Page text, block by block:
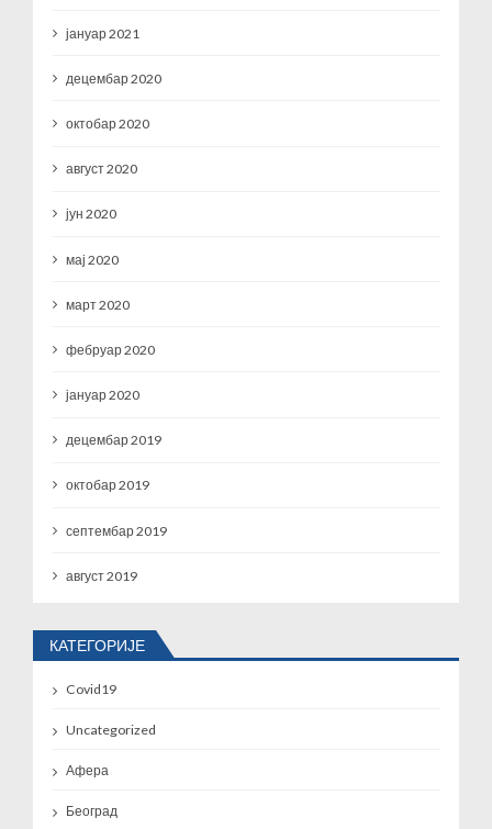
јануар 2021
децембар 2020
октобар 2020
август 2020
јун 2020
мај 2020
март 2020
фебруар 2020
јануар 2020
децембар 2019
октобар 2019
септембар 2019
август 2019
КАТЕГОРИЈЕ
Covid19
Uncategorized
Афера
Београд